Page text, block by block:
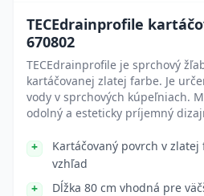
TECEdrainprofile
670802
TECEdrainprofile je sprchový
kartáčovanej zlatej farbe. Je
vody v sprchových kúpeľniach.
odolný a esteticky príjemný
Kartáčovaný povrch v
vzhľad
Dĺžka 80 cm vhodná pre